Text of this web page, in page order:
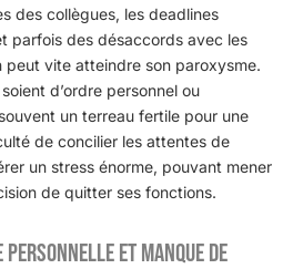
des collègues, les deadlines
parfois des désaccords avec les
peut vite atteindre son paroxysme.
d’ordre personnel ou
un terreau fertile pour une
de concilier les attentes de
un stress énorme, pouvant mener
de quitter ses fonctions.
et manque de